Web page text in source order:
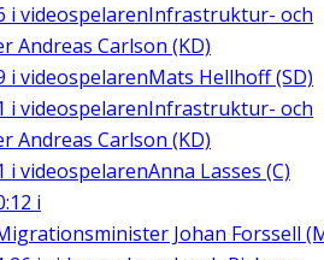
i videospelarenInfrastruktur- och
Andreas Carlson (KD)
i videospelarenMats Hellhoff (SD)
i videospelarenInfrastruktur- och
Andreas Carlson (KD)
i videospelarenAnna Lasses (C)
i
Johan Forssell